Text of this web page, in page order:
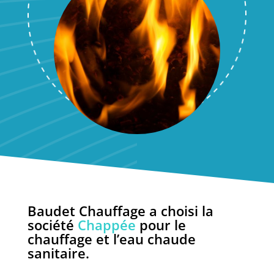
Baudet Chauffage a choisi la
société Chappéepour le
chauffage et l’eau chaude
sanitaire.